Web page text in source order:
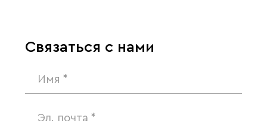
Связаться с нами